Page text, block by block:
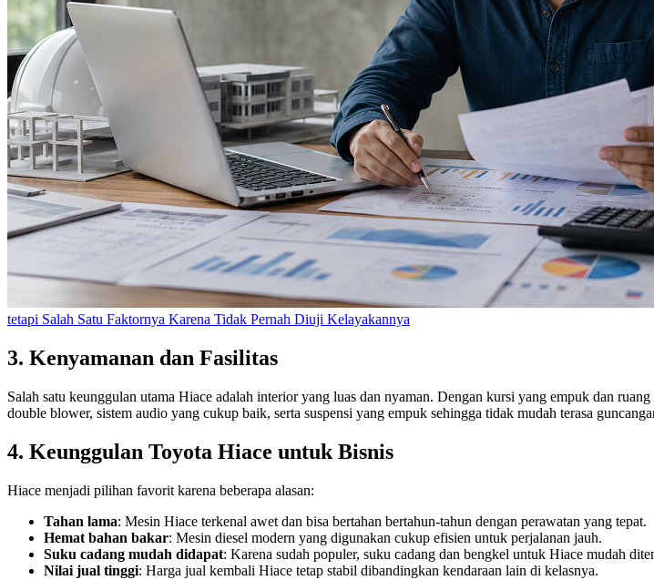
tetapi Salah Satu Faktornya Karena Tidak Pernah Diuji Kelayakannya
3. Kenyamanan dan Fasilitas
Salah satu keunggulan utama Hiace adalah interior yang luas dan nyaman. Dengan kursi yang empuk dan
double blower, sistem audio yang cukup baik, serta suspensi yang empuk sehingga tidak mudah terasa
4. Keunggulan Toyota Hiace untuk Bisnis
Hiace menjadi pilihan favorit karena beberapa alasan:
Tahan lama: Mesin Hiace terkenal awet dan bisa bertahan bertahun-tahun dengan perawatan yang tepat.
Hemat bahan bakar: Mesin diesel modern yang digunakan cukup efisien untuk perjalanan jauh.
Suku cadang mudah didapat: Karena sudah populer, suku cadang dan bengkel untuk Hiace mudah
Nilai jual tinggi: Harga jual kembali Hiace tetap stabil dibandingkan kendaraan lain di kelasnya.